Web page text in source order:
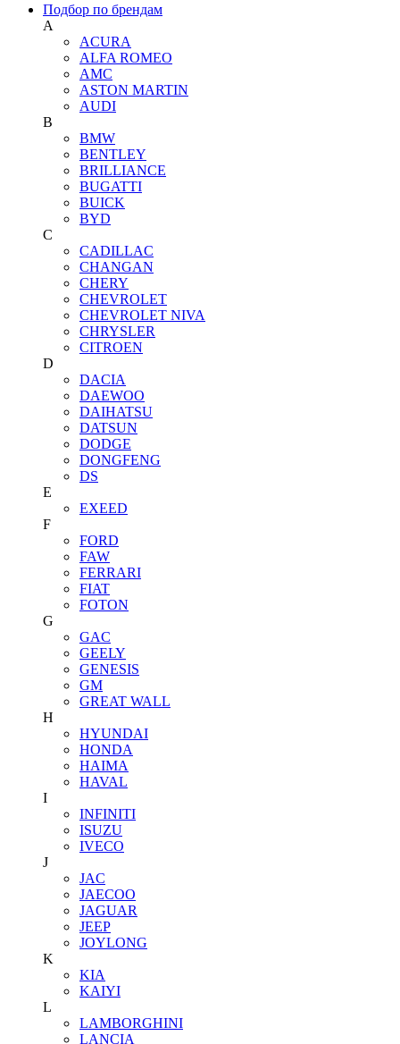
Подбор по брендам
A
ACURA
ALFA ROMEO
AMC
ASTON MARTIN
AUDI
B
BMW
BENTLEY
BRILLIANCE
BUGATTI
BUICK
BYD
C
CADILLAC
CHANGAN
CHERY
CHEVROLET
CHEVROLET NIVA
CHRYSLER
CITROEN
D
DACIA
DAEWOO
DAIHATSU
DATSUN
DODGE
DONGFENG
DS
E
EXEED
F
FORD
FAW
FERRARI
FIAT
FOTON
G
GAC
GEELY
GENESIS
GM
GREAT WALL
H
HYUNDAI
HONDA
HAIMA
HAVAL
I
INFINITI
ISUZU
IVECO
J
JAC
JAECOO
JAGUAR
JEEP
JOYLONG
K
KIA
KAIYI
L
LAMBORGHINI
LANCIA